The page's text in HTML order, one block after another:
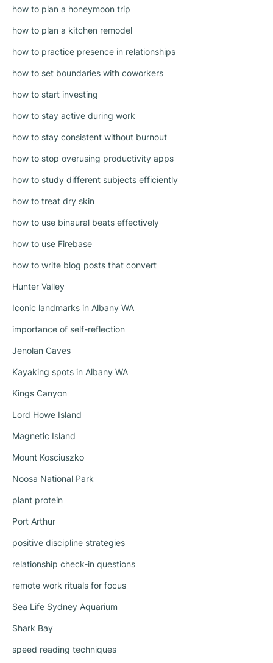
how to plan a honeymoon trip
how to plan a kitchen remodel
how to practice presence in relationships
how to set boundaries with coworkers
how to start investing
how to stay active during work
how to stay consistent without burnout
how to stop overusing productivity apps
how to study different subjects efficiently
how to treat dry skin
how to use binaural beats effectively
how to use Firebase
how to write blog posts that convert
Hunter Valley
Iconic landmarks in Albany WA
importance of self-reflection
Jenolan Caves
Kayaking spots in Albany WA
Kings Canyon
Lord Howe Island
Magnetic Island
Mount Kosciuszko
Noosa National Park
plant protein
Port Arthur
positive discipline strategies
relationship check-in questions
remote work rituals for focus
Sea Life Sydney Aquarium
Shark Bay
speed reading techniques